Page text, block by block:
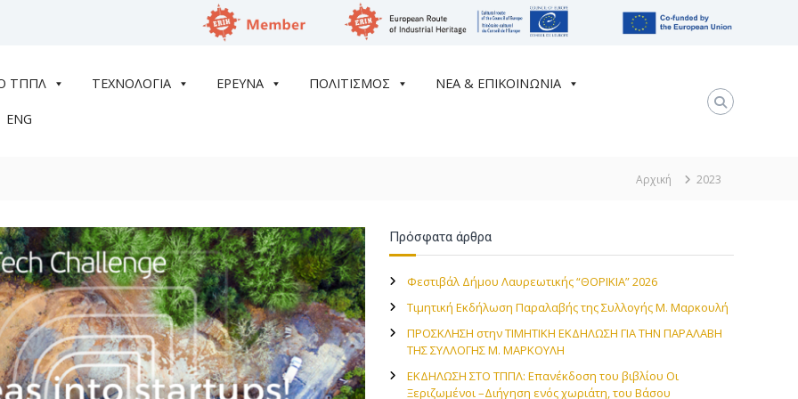
ΤΠΠΛ ΤΕΧΝΟΛΟΓΙΑ ΕΡΕΥΝΑ ΠΟΛΙΤΙΣΜΟΣ ΝΕΑ & ΕΠΙΚΟΙΝΩΝΙΑ
ENG
Αρχική 2023
Πρόσφατα άρθρα
Φεστιβάλ Δήμου Λαυρεωτικής “ΘΟΡΙΚΙΑ” 2026
Τιμητική Εκδήλωση Παραλαβής της Συλλογής Μ. Μαρκουλή
ΠΡΟΣΚΛΗΣΗ στην TIMHTIKH ΕΚΔΗΛΩΣΗ ΓΙΑ ΤΗΝ ΠΑΡΑΛΑΒΗ
ΤΗΣ ΣΥΛΛΟΓΗΣ Μ. ΜΑΡΚΟΥΛΗ
ΕΚΔΗΛΩΣΗ ΣΤΟ ΤΠΠΛ: Επανέκδοση του βιβλίου Οι
Ξεριζωμένοι –Διήγηση ενός χωριάτη, του Βάσου